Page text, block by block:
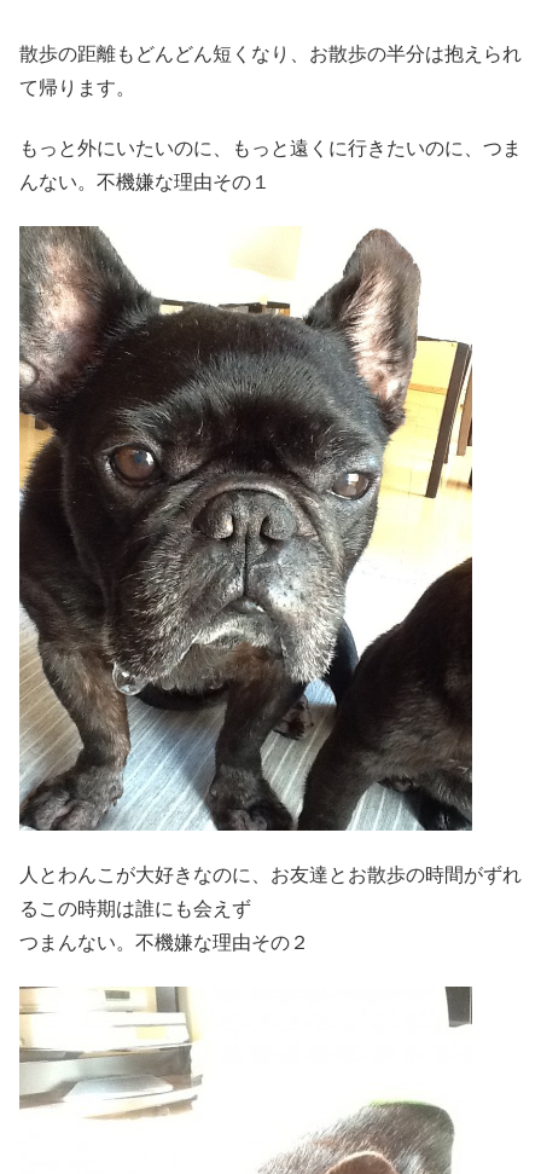
散歩の距離もどんどん短くなり、お散歩の半分は抱えられ
て帰ります。
もっと外にいたいのに、もっと遠くに行きたいのに、つま
んない。不機嫌な理由その１
人とわんこが大好きなのに、お友達とお散歩の時間がずれ
るこの時期は誰にも会えず
つまんない。不機嫌な理由その２